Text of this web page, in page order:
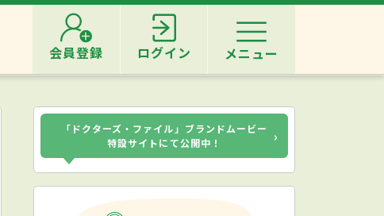
会員登録 ログイン メニュー
「ドクターズ・ファイル」ブランドムービー
特設サイトにて公開中！
›